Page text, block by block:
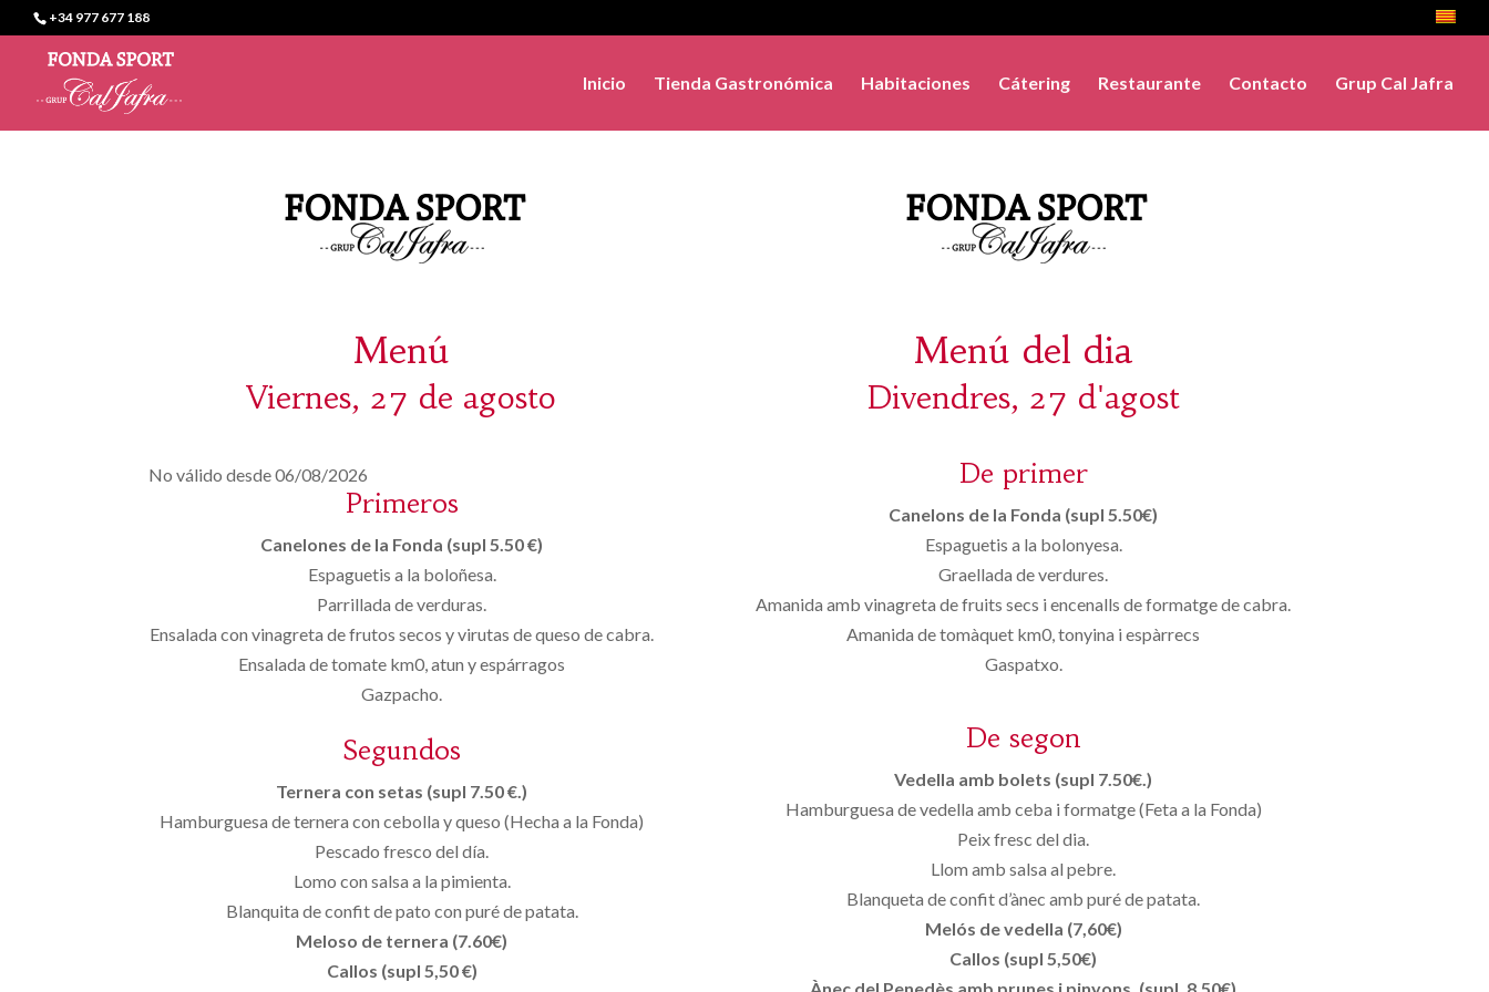
+34 977 677 188
Inicio Tienda Gastronómica Habitaciones Cátering Restaurante Contacto Grup Cal Jafra
Menú
Viernes, 27 de agosto
No válido desde 06/08/2026
Primeros
Canelones de la Fonda (supl 5.50 €)
Espaguetis a la boloñesa.
Parrillada de verduras.
Ensalada con vinagreta de frutos secos y virutas de queso de cabra.
Ensalada de tomate km0, atun y espárragos
Gazpacho.
Segundos
Ternera con setas (supl 7.50 €.)
Hamburguesa de ternera con cebolla y queso (Hecha a la Fonda)
Pescado fresco del día.
Lomo con salsa a la pimienta.
Blanquita de confit de pato con puré de patata.
Meloso de ternera (7.60€)
Callos (supl 5,50 €)
Menú del dia
Divendres, 27 d'agost
De primer
Canelons de la Fonda (supl 5.50€)
Espaguetis a la bolonyesa.
Graellada de verdures.
Amanida amb vinagreta de fruits secs i encenalls de formatge de cabra.
Amanida de tomàquet km0, tonyina i espàrrecs
Gaspatxo.
De segon
Vedella amb bolets (supl 7.50€.)
Hamburguesa de vedella amb ceba i formatge (Feta a la Fonda)
Peix fresc del dia.
Llom amb salsa al pebre.
Blanqueta de confit d’ànec amb puré de patata.
Melós de vedella (7,60€)
Callos (supl 5,50€)